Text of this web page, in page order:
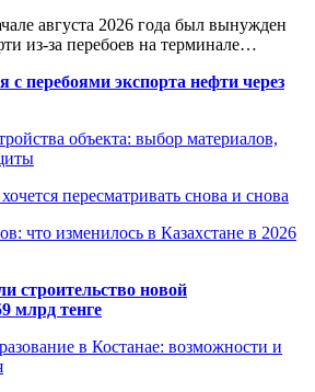
августа 2026 года был вынужден
из-за перебоев на терминале…
с перебоями экспорта нефти через
объекта: выбор материалов,
пересматривать снова и снова
что изменилось в Казахстане в 2026
строительство новой
млрд тенге
в Костанае: возможности и